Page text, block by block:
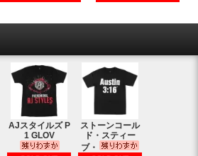
AJスタイルズ P
1 GLOV
ストーンコール
ド・スティー
ブ・